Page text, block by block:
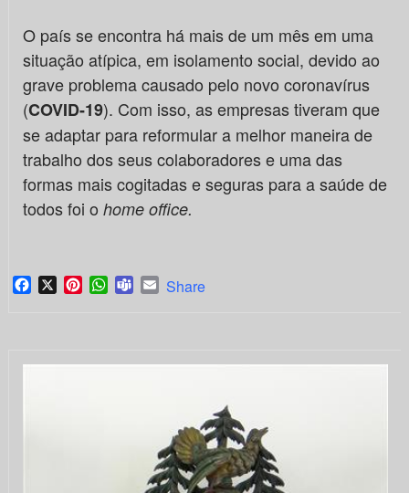
O país se encontra há mais de um mês em uma
situação atípica, em isolamento social, devido ao
grave problema causado pelo novo coronavírus
(COVID-19). Com isso, as empresas tiveram que
se adaptar para reformular a melhor maneira de
trabalho dos seus colaboradores e uma das
formas mais cogitadas e seguras para a saúde de
todos foi o home office.
Facebook
X PinterestWhatsApp
TeamsEmail
Share